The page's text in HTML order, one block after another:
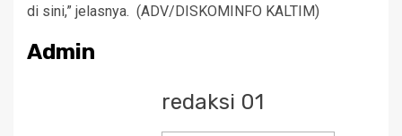
di sini,” jelasnya. (ADV/DISKOMINFO KALTIM)
Admin
redaksi 01